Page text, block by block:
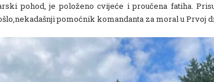
pohod, je položeno cvijeće i proučena fatiha.
pomoćnik komandanta za moral u Prvoj